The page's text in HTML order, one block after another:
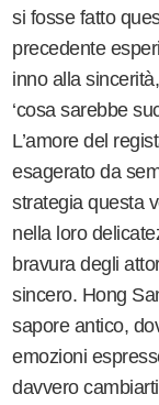
si fosse fatto
precedente
inno alla
‘cosa sarebbe
L’amore del
esagerato da
strategia questa
nella loro
bravura degli
sincero. Hong
sapore antico,
emozioni
davvero